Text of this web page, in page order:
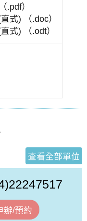
.pdf）
式) （.doc）
式) （.odt）
查看全部單位
辦/預約